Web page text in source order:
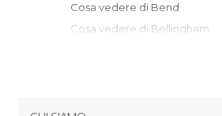
Cosa vedere di Bend
Cosa vedere di Bellingham